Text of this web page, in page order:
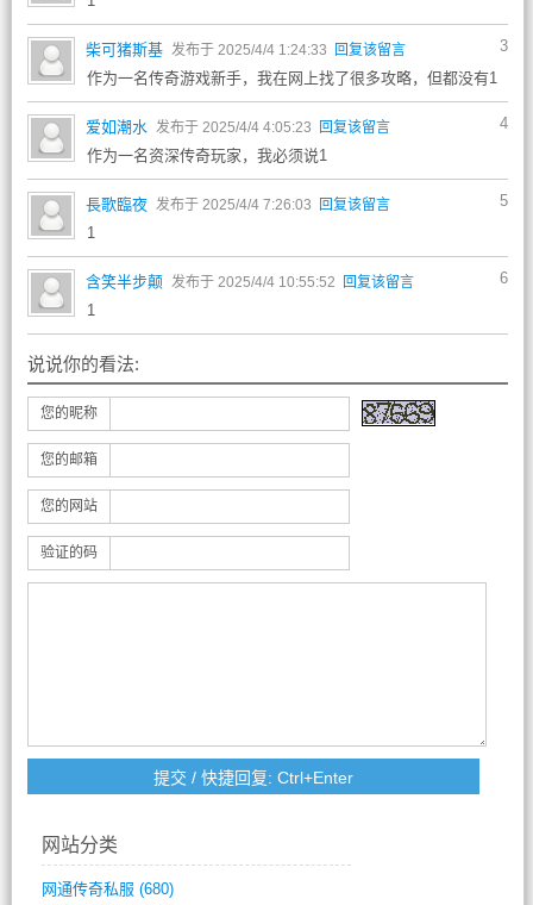
3
柴可猪斯基 发布于 2025/4/4 1:24:33 回复该留言
作为一名传奇游戏新手，我在网上找了很多攻略，但都没有1
4
爱如潮水 发布于 2025/4/4 4:05:23 回复该留言
作为一名资深传奇玩家，我必须说1
5
長歌臨夜 发布于 2025/4/4 7:26:03 回复该留言
1
6
含笑半步颠 发布于 2025/4/4 10:55:52 回复该留言
1
说说你的看法:
您的昵称
您的邮箱
您的网站
验证的码
网站分类
网通传奇私服 (680)